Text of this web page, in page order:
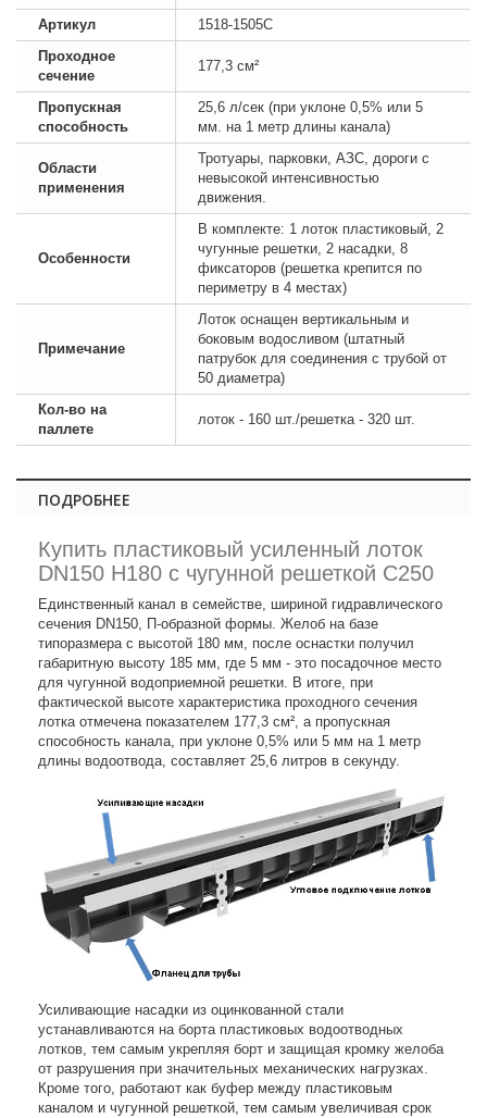
Артикул
1518-1505C
Проходное
сечение
177,3 см²
Пропускная
способность
25,6 л/сек (при уклоне 0,5% или 5
мм. на 1 метр длины канала)
Области
применения
Тротуары, парковки, АЗС, дороги с
невысокой интенсивностью
движения.
Особенности
В комплекте: 1 лоток пластиковый, 2
чугунные решетки, 2 насадки, 8
фиксаторов (решетка крепится по
периметру в 4 местах)
Примечание
Лоток оснащен вертикальным и
боковым водосливом (штатный
патрубок для соединения с трубой от
50 диаметра)
Кол-во на
паллете
лоток - 160 шт./решетка - 320 шт.
ПОДРОБНЕЕ
Купить пластиковый усиленный лоток
DN150 H180 с чугунной решеткой С250
Единственный канал в семействе, шириной гидравлического
сечения DN150, П-образной формы. Желоб на базе
типоразмера с высотой 180 мм, после оснастки получил
габаритную высоту 185 мм, где 5 мм - это посадочное место
для чугунной водоприемной решетки. В итоге, при
фактической высоте характеристика проходного сечения
лотка отмечена показателем 177,3 см², а пропускная
способность канала, при уклоне 0,5% или 5 мм на 1 метр
длины водоотвода, составляет 25,6 литров в секунду.
Усиливающие насадки из оцинкованной стали
устанавливаются на борта пластиковых водоотводных
лотков, тем самым укрепляя борт и защищая кромку желоба
от разрушения при значительных механических нагрузках.
Кроме того, работают как буфер между пластиковым
каналом и чугунной решеткой, тем самым увеличивая срок